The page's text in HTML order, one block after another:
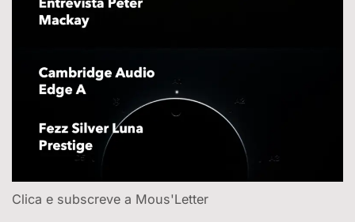
Clica e subscreve a Mous'Letter